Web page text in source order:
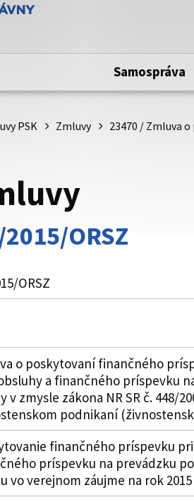
stránka Prešovského
Samospráva
PSK Zmluvy 23470 / Zmluva
ORSZ
ORSZ
o poskytovaní finančného
a finančného príspevku
v zmysle zákona NR SR č. 448/
podnikaní
finančného príspevku
príspevku na prevádzku
vo verejnom záujme na rok